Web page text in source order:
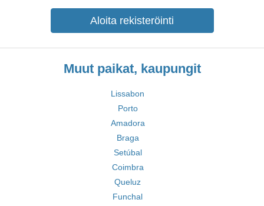
Aloita rekisteröinti
Muut paikat, kaupungit
Lissabon
Porto
Amadora
Braga
Setúbal
Coimbra
Queluz
Funchal